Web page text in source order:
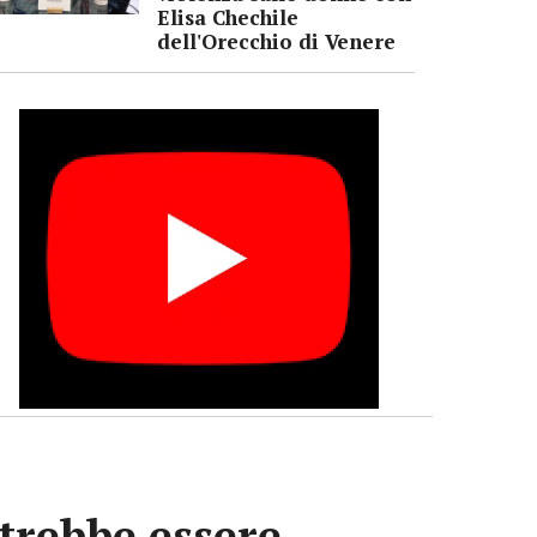
Elisa Chechile
dell'Orecchio di Venere